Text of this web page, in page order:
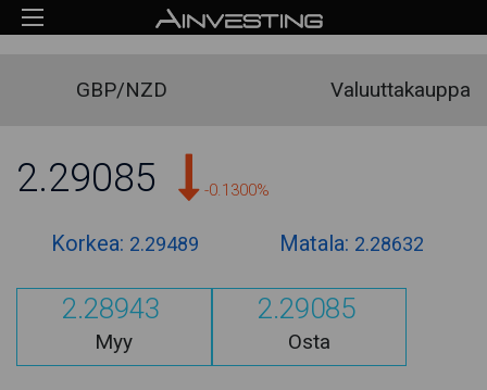
GBP/NZD Valuuttakauppa
2.29085 -0.1300%
Korkea: 2.29489 Matala: 2.28632
2.28943
Myy
2.29085
Osta